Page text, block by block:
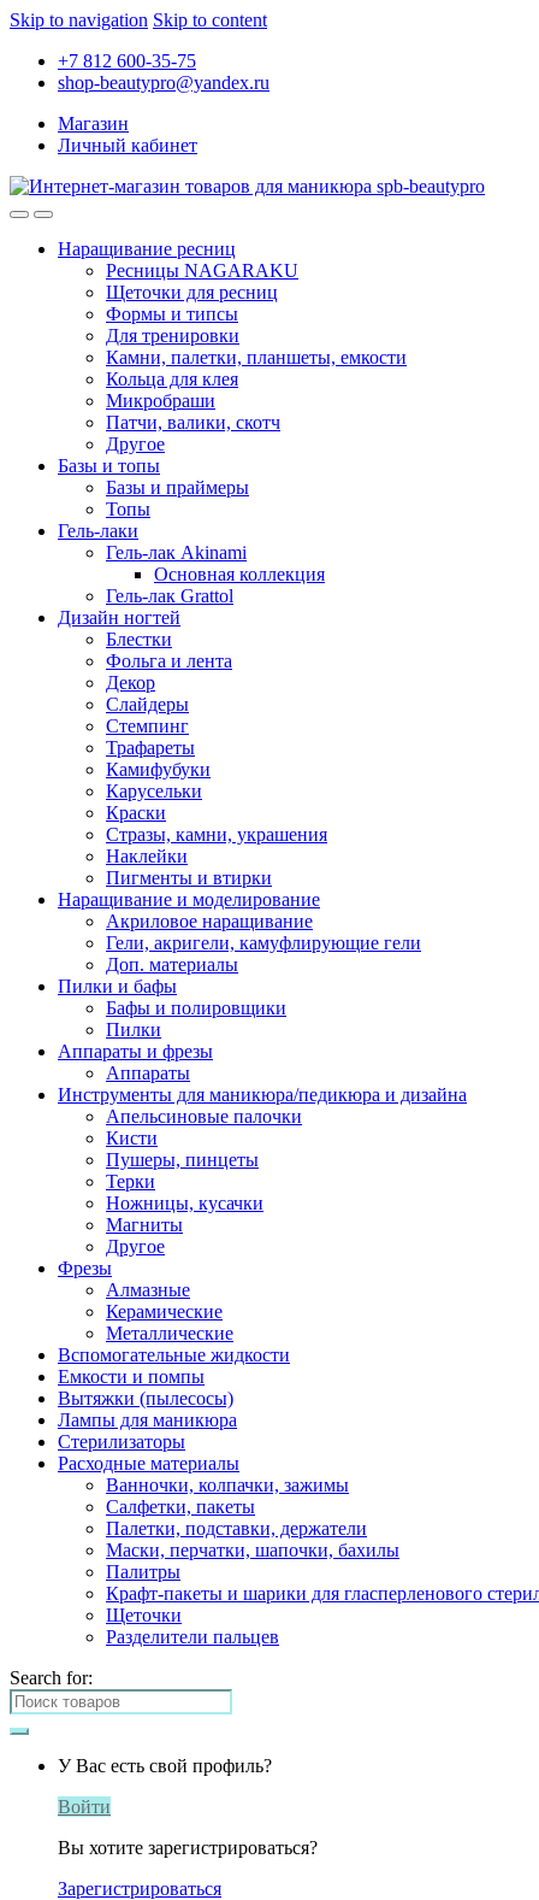
Skip to navigation Skip to content
+7 812 600-35-75
shop-beautypro@yandex.ru
Магазин
Личный кабинет
Наращивание ресниц
Ресницы NAGARAKU
Щеточки для ресниц
Формы и типсы
Для тренировки
Камни, палетки, планшеты, емкости
Кольца для клея
Микробраши
Патчи, валики, скотч
Другое
Базы и топы
Базы и праймеры
Топы
Гель-лаки
Гель-лак Akinami
Основная коллекция
Гель-лак Grattol
Дизайн ногтей
Блестки
Фольга и лента
Декор
Слайдеры
Стемпинг
Трафареты
Камифубуки
Карусельки
Краски
Стразы, камни, украшения
Наклейки
Пигменты и втирки
Наращивание и моделирование
Акриловое наращивание
Гели, акригели, камуфлирующие гели
Доп. материалы
Пилки и бафы
Бафы и полировщики
Пилки
Аппараты и фрезы
Аппараты
Инструменты для маникюра/педикюра и дизайна
Апельсиновые палочки
Кисти
Пушеры, пинцеты
Терки
Ножницы, кусачки
Магниты
Другое
Фрезы
Алмазные
Керамические
Металлические
Вспомогательные жидкости
Емкости и помпы
Вытяжки (пылесосы)
Лампы для маникюра
Стерилизаторы
Расходные материалы
Ванночки, колпачки, зажимы
Салфетки, пакеты
Палетки, подставки, держатели
Маски, перчатки, шапочки, бахилы
Палитры
Крафт-пакеты и шарики для гласперленового
Щеточки
Разделители пальцев
Search for:
У Вас есть свой профиль?
Войти
Вы хотите зарегистрироваться?
Зарегистрироваться